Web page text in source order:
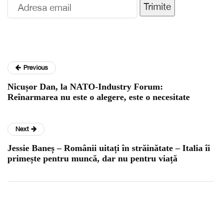
Trimite
Previous
Nicușor Dan, la NATO-Industry Forum:
Reînarmarea nu este o alegere, este o necesitate
Next
Jessie Baneș – Românii uitați în străinătate – Italia îi
primește pentru muncă, dar nu pentru viață